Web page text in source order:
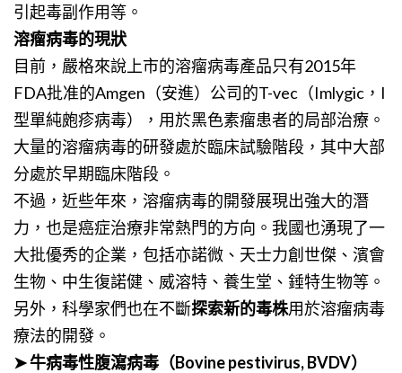
引起毒副作用等。
溶瘤病毒的現狀
目前，嚴格來說上市的溶瘤病毒產品只有2015年
FDA批准的Amgen（安進）公司的T-vec（Imlygic，I
型單純皰疹病毒），用於黑色素瘤患者的局部治療。
大量的溶瘤病毒的研發處於臨床試驗階段，其中大部
分處於早期臨床階段。
不過，近些年來，溶瘤病毒的開發展現出強大的潛
力，也是癌症治療非常熱門的方向。我國也湧現了一
大批優秀的企業，包括亦諾微、天士力創世傑、濱會
生物、中生復諾健、威溶特、養生堂、錘特生物等。
另外，科學家們也在不斷探索新的毒株用於溶瘤病毒
療法的開發。
➤ 牛病毒性腹瀉病毒（Bovine pestivirus, BVDV）